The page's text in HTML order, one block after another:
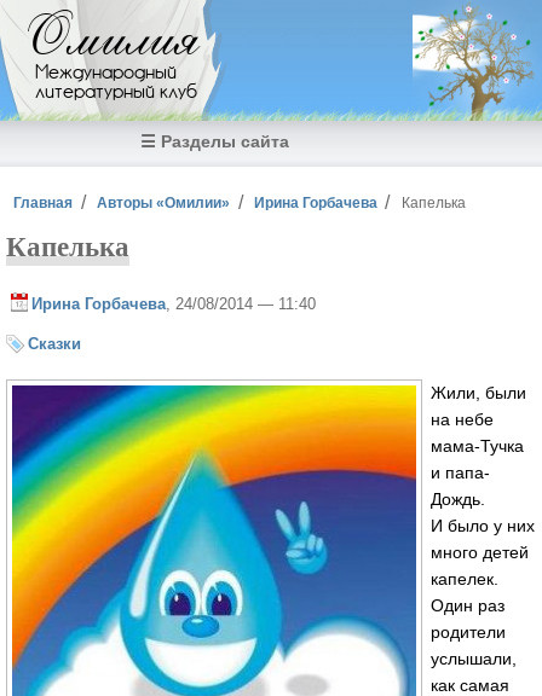
Перейти к основному содержанию
Омилия
Международный
литературный клуб
☰ Разделы сайта
Вы здесь
Главная Авторы «Омилии» Ирина Горбачева Капелька
Капелька
Ирина Горбачева , 24/08/2014 — 11:40
Сказки
Жили, были
на небе
мама-Тучка
и папа-
Дождь.
И было у них
много детей
капелек.
Один раз
родители
услышали,
как самая